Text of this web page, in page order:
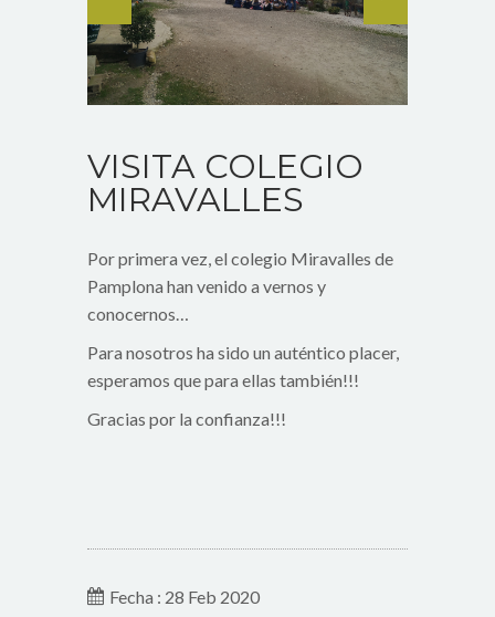
VISITA COLEGIO
MIRAVALLES
Por primera vez, el colegio Miravalles de
Pamplona han venido a vernos y
conocernos…
Para nosotros ha sido un auténtico placer,
esperamos que para ellas también!!!
Gracias por la confianza!!!
Fecha : 28 Feb 2020